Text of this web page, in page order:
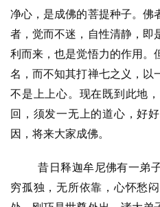
净心，是成佛的菩提种子。佛
者，觉而不迷，自性清静，即
利而来，也是觉悟力的作用。
名，而不知其打禅七之义，以
不是上上心。现在既到此地
回，须发一无上的道心，好
因，将来大家成佛。
昔日释迦牟尼佛有一弟
穷孤独，无所依靠，心怀愁